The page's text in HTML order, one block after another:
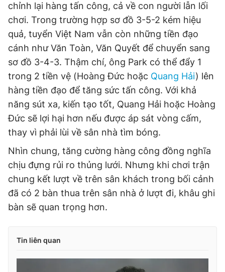
chỉnh lại hàng tấn công, cả về con người lẫn lối
chơi. Trong trường hợp sơ đồ 3-5-2 kém hiệu
quả, tuyển Việt Nam vẫn còn những tiền đạo
cánh như Văn Toàn, Văn Quyết để chuyển sang
sơ đồ 3-4-3. Thậm chí, ông Park có thể đẩy 1
trong 2 tiền vệ (Hoàng Đức hoặc Quang Hải) lên
hàng tiền đạo để tăng sức tấn công. Với khả
năng sút xa, kiến tạo tốt, Quang Hải hoặc Hoàng
Đức sẽ lợi hại hơn nếu được áp sát vòng cấm,
thay vì phải lùi về sân nhà tìm bóng.
Nhìn chung, tăng cường hàng công đồng nghĩa
chịu đựng rủi ro thủng lưới. Nhưng khi chơi trận
chung kết lượt về trên sân khách trong bối cảnh
đã có 2 bàn thua trên sân nhà ở lượt đi, khâu ghi
bàn sẽ quan trọng hơn.
Tin liên quan